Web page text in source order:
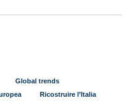
Global trends
Ricostruire l’Italia